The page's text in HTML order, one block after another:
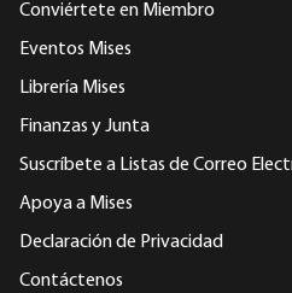
Conviértete en Miembro
Eventos Mises
Librería Mises
Finanzas y Junta
Suscríbete a Listas de Correo
Apoya a Mises
Declaración de Privacidad
Contáctenos